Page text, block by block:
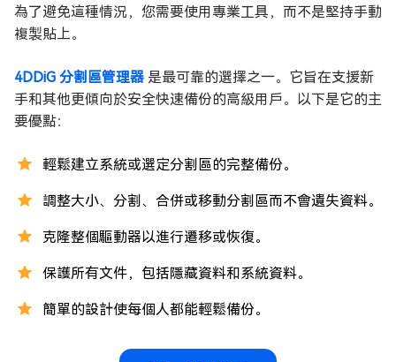
為了避免這種情況，您需要使用專業工具，而不是堅持手動
複製貼上。
4DDiG 分割區管理器 是最可靠的選擇之一。它旨在支援新
手和其他更傾向於安全快速備份的高級用戶。以下是它的主
要優點：
輕鬆建立系統或選定分割區的完整備份。
調整大小、分割、合併或移動分割區而不會遺失資料。
克隆整個驅動器以進行遷移或恢復。
保護所有文件，包括隱藏資料和系統資料。
簡單的設計使每個人都能輕鬆備份。